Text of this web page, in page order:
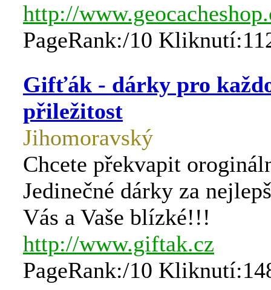
http://
PageRank:/10
Gifťák - dárky pro
přiležitost
Jihomoravský
Chcete překvapit
Jedinečné dárky za
Vás a Vaše blízké!!!
http://www.giftak.cz
PageRank:/10